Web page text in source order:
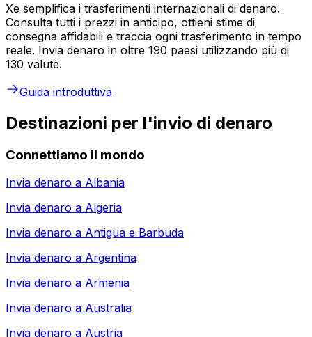
Xe semplifica i trasferimenti internazionali di denaro.
Consulta tutti i prezzi in anticipo, ottieni stime di
consegna affidabili e traccia ogni trasferimento in tempo
reale. Invia denaro in oltre 190 paesi utilizzando più di
130 valute.
Guida introduttiva
Destinazioni per l'invio di denaro
Connettiamo il mondo
Invia denaro a Albania
Invia denaro a Algeria
Invia denaro a Antigua e Barbuda
Invia denaro a Argentina
Invia denaro a Armenia
Invia denaro a Australia
Invia denaro a Austria